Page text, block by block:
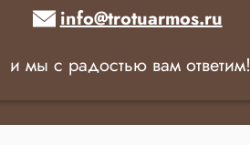
info@trotuarmos.ru
и мы с радостью вам ответим!